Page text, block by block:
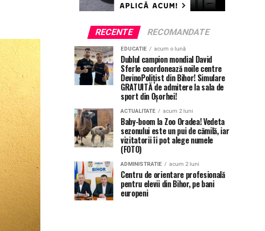
RECENTE RECOMANDATE
EDUCATIE acum o lună
Dublul campion mondial David
Sferle coordonează noile centre
DevinoPolițist din Bihor! Simulare
GRATUITĂ de admitere la sala de
sport din Oșorhei!
ACTUALITATE acum 2 luni
Baby-boom la Zoo Oradea! Vedeta
sezonului este un pui de cămilă, iar
vizitatorii îi pot alege numele
(FOTO)
ADMINISTRATIE acum 2 luni
Centru de orientare profesională
pentru elevii din Bihor, pe bani
europeni